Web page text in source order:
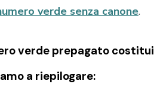
verde senza canone.
verde prepagato
a riepilogare: